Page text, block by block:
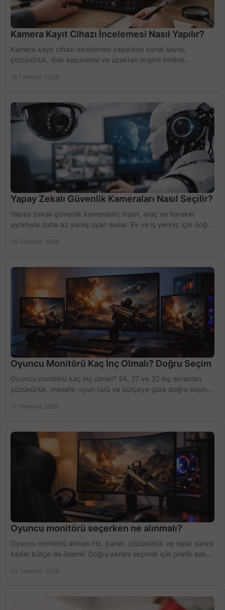
Kamera Kayıt Cihazı İncelemesi Nasıl Yapılır?
Kamera kayıt cihazı incelemesi yaparken kanal sayısı,
çözünürlük, disk kapasitesi ve uzaktan erişimi birlikte
16 Temmuz 2026
Yapay Zekalı Güvenlik Kameraları Nasıl Seçilir?
Yapay zekalı güvenlik kameraları; insan, araç ve hareket
ayrımıyla daha az yanlış uyarı sunar. Ev ve iş yeriniz için doğru
14 Temmuz 2026
Oyuncu Monitörü Kaç İnç Olmalı? Doğru Seçim
Oyuncu monitörü kaç inç olmalı? 24, 27 ve 32 inç ekranları
çözünürlük, mesafe, oyun türü ve bütçeye göre doğru seçin,
12 Temmuz 2026
Oyuncu monitörü seçerken ne alınmalı?
Oyuncu monitörü alırken Hz, panel, çözünürlük ve tepki süresi
kadar bütçe de önemli. Doğru ekranı seçmek için pratik satın
10 Temmuz 2026